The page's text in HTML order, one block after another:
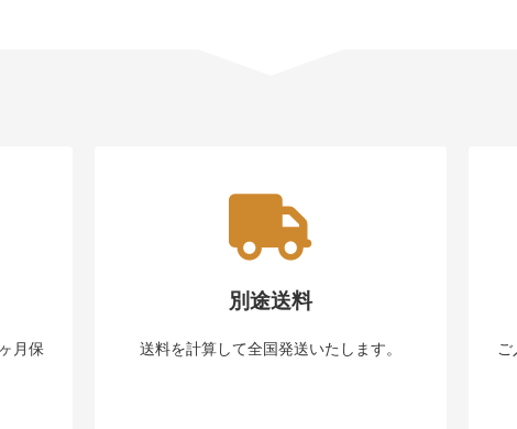
月保
別途送料
送料を計算して全国発送いたします。